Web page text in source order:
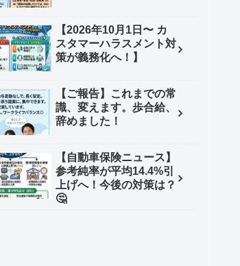
【2026年10月1日〜 カ
スタマーハラスメント対
策が義務化へ！】
【ご報告】これまでの常
識、変えます。歩合給、
辞めました！
【自動車保険ニュース】
参考純率が平均14.4%引
上げへ！今後の対策は？
🤔